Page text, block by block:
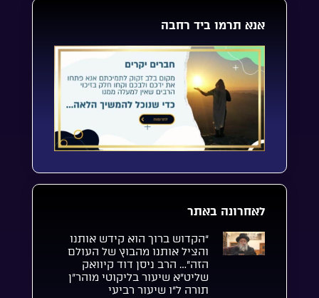
אנא תרמו ביד רחבה
לאחרונה באתר
“הקדוש ברוך הוא קידש אותנו
והציל אותנו מהבוץ של העולם
הזה”… הרב ניסן דוד קיוואק
שליט”א שיעור בליקוטי מוהר”ן
תורה ל”ו שיעור רביעי